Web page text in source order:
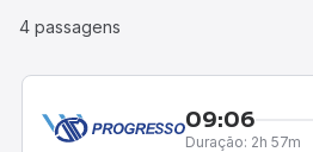
4 passagens
09:06
Duração: 2h 57m